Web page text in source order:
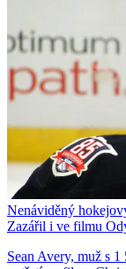
Nenáviděný
Zazářil i ve filmu
Sean Avery, muž s